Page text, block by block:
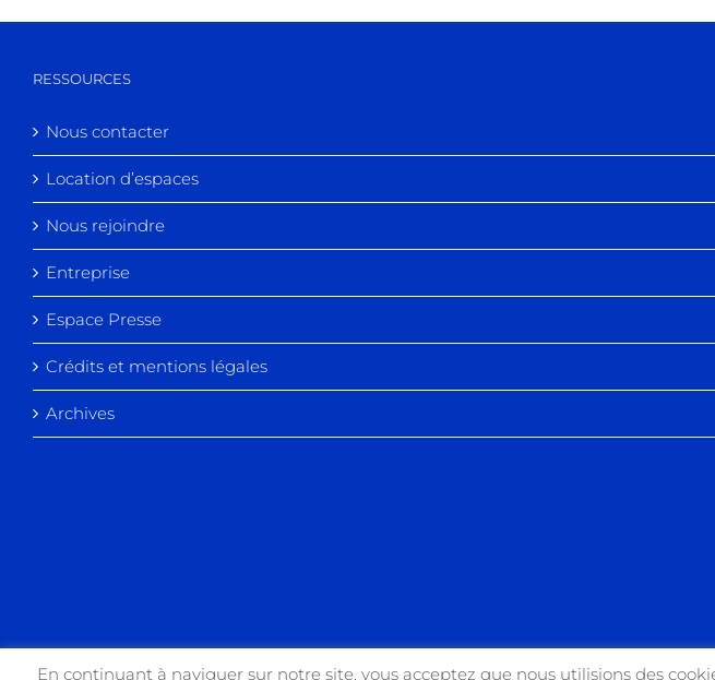
RESSOURCES
Nous contacter
Location d’espaces
Nous rejoindre
Entreprise
Espace Presse
Crédits et mentions légales
Archives
En continuant à naviguer sur notre site, vous acceptez que nous utilisions des